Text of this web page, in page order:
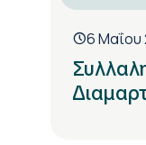
6 Μαΐου